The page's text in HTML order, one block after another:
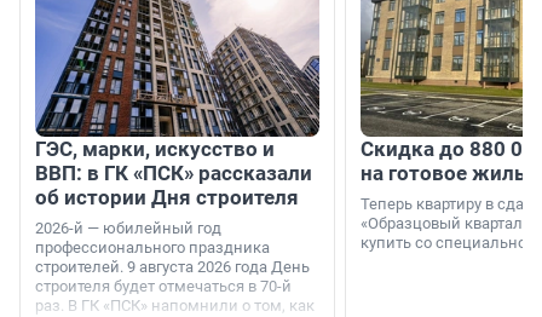
ГЭС, марки, искусство и
ВВП: в ГК «ПСК» рассказали
об истории Дня строителя
2026-й — юбилейный год
профессионального праздника
строителей. 9 августа 2026 года День
строителя будет отмечаться в 70-й
раз. В ГК «ПСК» напомнили о том, как
Скидка до 880
на готовое
Теперь квартиру в
«Образцовый квартал
купить со специальной